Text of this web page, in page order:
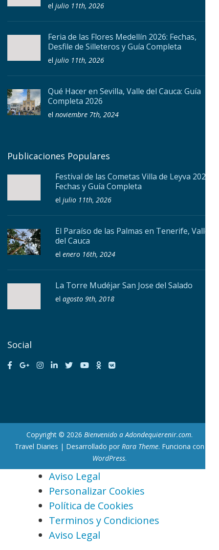
el julio 11th, 2026
Feria de las Flores Medellín 2026: Fechas,
Desfile de Silleteros y Guía Completa
el julio 11th, 2026
Qué Hacer en Sevilla, Valle del Cauca: Guía
Completa 2026
el noviembre 7th, 2024
Publicaciones Populares
Festival de las Cometas Villa de Leyva 2026:
Fechas y Guía Completa
el julio 11th, 2026
El Paraíso de las Palmas en Tenerife, Valle
del Cauca
el enero 16th, 2024
La Torre Mudéjar San Jose del Salado
el agosto 9th, 2018
Social
Copyright © 2026 Bienvenido a Adondequierenir.com.
Travel Diaries | Desarrollado por Rara Theme. Funciona con
WordPress.
Aviso Legal
Personalizar Cookies
Política de Cookies
Terminos y Condiciones
Aviso Legal